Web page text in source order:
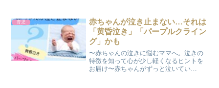
る」そんな気持ちを、ひとりで抱え込ん
でいませんか？② 産後の孤...
育児
赤ちゃんが泣き止まない…それは
「黄昏泣き」「パープルクライン
グ」かも
〜赤ちゃんの泣きに悩むママへ。泣きの
特徴を知って心が少し軽くなるヒントを
お届け〜赤ちゃんがずっと泣いてい